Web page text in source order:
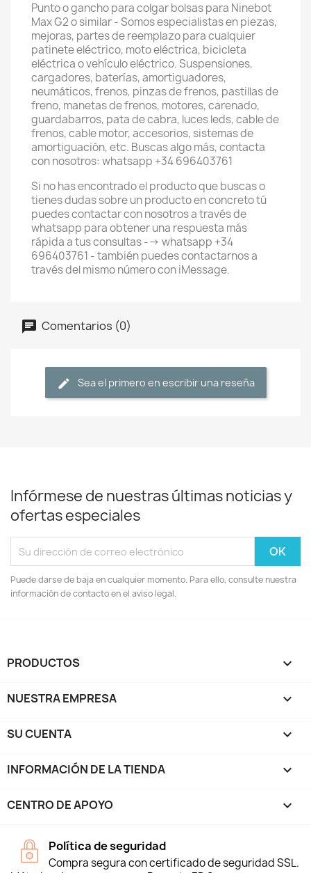
Punto o gancho para colgar bolsas para Ninebot
Max G2 o similar - Somos especialistas en piezas,
mejoras, partes de reemplazo para cualquier
patinete eléctrico, moto eléctrica, bicicleta
eléctrica o vehículo eléctrico. Suspensiones,
cargadores, baterías, amortiguadores,
neumáticos, frenos, pinzas de frenos, pastillas de
freno, manetas de frenos, motores, carenado,
guardabarros, pata de cabra, luces leds, cable de
frenos, cable motor, accesorios, sistemas de
amortiguación, etc. Buscas algo más, contacta
con nosotros: whatsapp +34 696403761
Si no has encontrado el producto que buscas o
tienes dudas sobre un producto en concreto tú
puedes contactar con nosotros a través de
whatsapp para obtener una respuesta más
rápida a tus consultas --> whatsapp +34
696403761 - también puedes contactarnos a
través del mismo número con iMessage.
Comentarios (0)
Sea el primero en escribir una reseña
Infórmese de nuestras últimas noticias y
ofertas especiales
Puede darse de baja en cualquier momento. Para ello, consulte nuestra
información de contacto en el aviso legal.
PRODUCTOS 
NUESTRA EMPRESA 
SU CUENTA 
INFORMACIÓN DE LA TIENDA keyboard_arrow_down
CENTRO DE APOYO 
Política de seguridad
Compra segura con certificado de seguridad SSL.